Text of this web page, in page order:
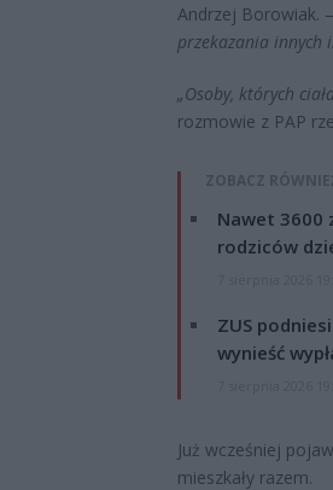
Andrzej Borowiak.
przekazania innych
„Osoby, których
rozmowie z PAP
ZOBACZ
Nawet 3600
rodziców
ZUS
wynieść
Już wcześniej
mieszkały razem.